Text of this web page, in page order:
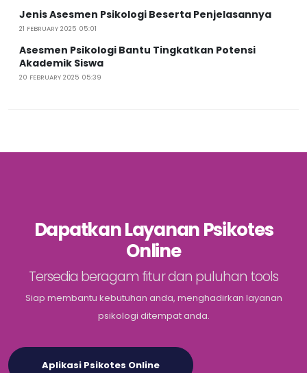
Jenis Asesmen Psikologi Beserta Penjelasannya
21 FEBRUARY 2025 05:01
Asesmen Psikologi Bantu Tingkatkan Potensi
Akademik Siswa
20 FEBRUARY 2025 05:39
Dapatkan Layanan Psikotes
Online
Tersedia beragam fitur dan puluhan tools
Siap membantu kebutuhan anda, menghadirkan layanan
psikologi ditempat anda.
Aplikasi Psikotes Online